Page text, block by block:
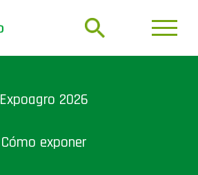
Expoagro 2026
Cómo exponer